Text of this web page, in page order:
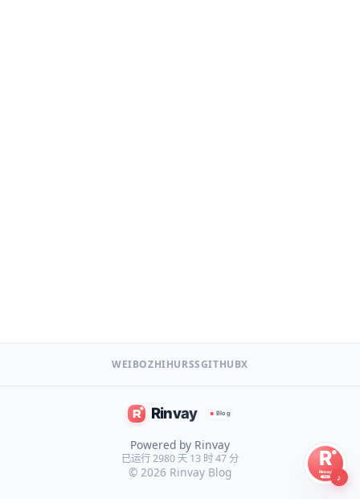
WEIBOZHIHURSSGITHUBX
Powered by Rinvay
已运行 2980 天 13 时 47 分
© 2026 Rinvay Blog ♪